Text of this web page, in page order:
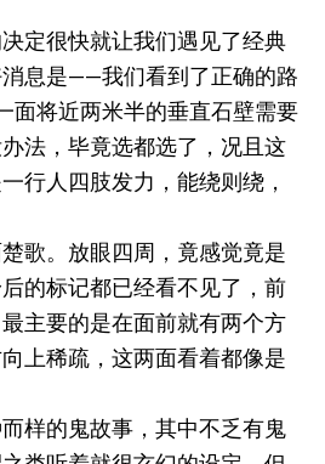
定很快就让我们遇见了经典
息是——我们看到了正确的路
将近两米半的垂直石壁需要
法，毕竟选都选了，况且这
行人四肢发力，能绕则绕，
歌。放眼四周，竟感觉竟是
的标记都已经看不见了，前
主要的是在面前就有两个方
上稀疏，这两面看着都像是
样的鬼故事，其中不乏有鬼